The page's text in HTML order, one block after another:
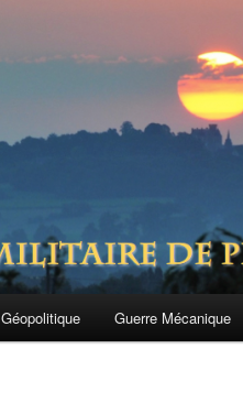
Géopolitique Guerre Mécanique